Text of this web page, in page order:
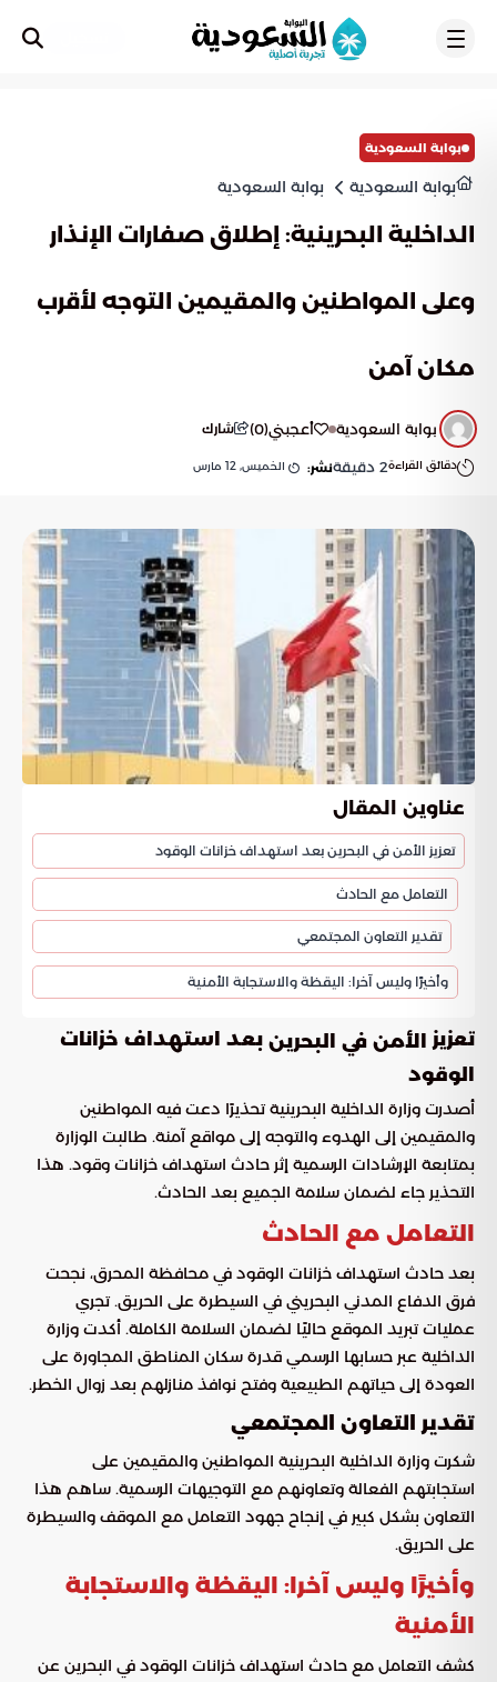
بوابة السعودية
بوابة السعودية بوابة السعودية
الداخلية البحرينية: إطلاق صفارات الإنذار
وعلى المواطنين والمقيمين التوجه لأقرب
مكان آمن
بوابة السعودية أعجبني(
0
) شارك
دقائق القراءة2 دقيقةنشر: الخميس, 12 مارس
عناوين المقال
تعزيز الأمن في البحرين بعد استهداف خزانات الوقود
التعامل مع الحادث
تقدير التعاون المجتمعي
وأخيرًا وليس آخرا: اليقظة والاستجابة الأمنية
تعزيز الأمن في البحرين بعد استهداف خزانات
الوقود
أصدرت وزارة الداخلية البحرينية تحذيرًا دعت فيه المواطنين
والمقيمين إلى الهدوء والتوجه إلى مواقع آمنة. طالبت الوزارة
بمتابعة الإرشادات الرسمية إثر حادث استهداف خزانات وقود. هذا
التحذير جاء لضمان سلامة الجميع بعد الحادث.
التعامل مع الحادث
بعد حادث استهداف خزانات الوقود في محافظة المحرق، نجحت
فرق الدفاع المدني البحريني في السيطرة على الحريق. تجري
عمليات تبريد الموقع حاليًا لضمان السلامة الكاملة. أكدت وزارة
الداخلية عبر حسابها الرسمي قدرة سكان المناطق المجاورة على
العودة إلى حياتهم الطبيعية وفتح نوافذ منازلهم بعد زوال الخطر.
تقدير التعاون المجتمعي
شكرت وزارة الداخلية البحرينية المواطنين والمقيمين على
استجابتهم الفعالة وتعاونهم مع التوجيهات الرسمية. ساهم هذا
التعاون بشكل كبير في إنجاح جهود التعامل مع الموقف والسيطرة
على الحريق.
وأخيرًا وليس آخرا: اليقظة والاستجابة
الأمنية
كشف التعامل مع حادث استهداف خزانات الوقود في البحرين عن